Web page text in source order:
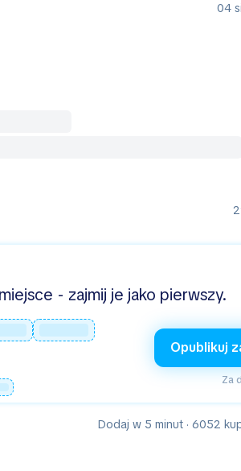
04
- zajmij je jako pierwszy.
Opublikuj
Za
Dodaj w 5 minut · 6052